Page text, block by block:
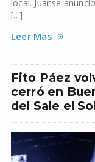
local. Juanse
[…]
Leer Mas
Fito Páez
cerró en
del Sale el